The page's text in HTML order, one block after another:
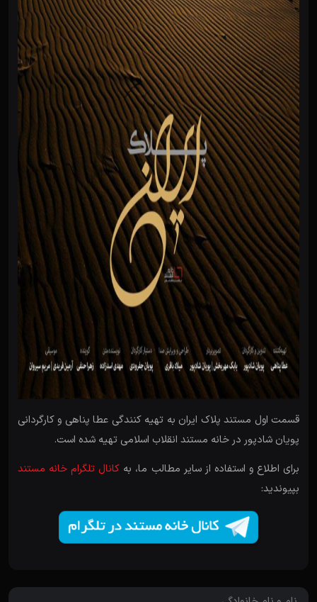
قسمت اول مستند پلاک ایران به تهیه کنندگی عطا پناهی و کارگردانی
پویان شادپور در خانه مستند انقلاب اسلامی تهیه شده است.
برای اطلاع و استفاده از سایر مطالب ما، به کانال تلگرام خانه مستند
بپیوندید: